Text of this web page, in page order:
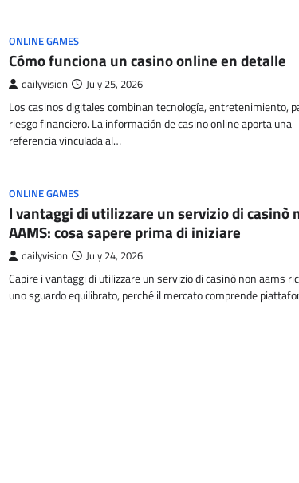
ONLINE GAMES
Cómo funciona un casino online en detalle
dailyvision July 25, 2026
Los casinos digitales combinan tecnología, entretenimiento,
riesgo financiero. La información de casino online aporta una
referencia vinculada al…
ONLINE GAMES
I vantaggi di utilizzare un servizio di casinò
AAMS: cosa sapere prima di iniziare
dailyvision July 24, 2026
Capire i vantaggi di utilizzare un servizio di casinò non aams
uno sguardo equilibrato, perché il mercato comprende